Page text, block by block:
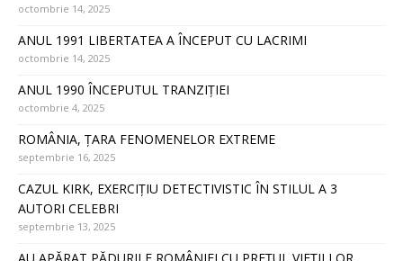
octombrie 14, 2025
ANUL 1991 LIBERTATEA A ÎNCEPUT CU LACRIMI
octombrie 14, 2025
ANUL 1990 ÎNCEPUTUL TRANZIȚIEI
octombrie 4, 2025
ROMÂNIA, ȚARA FENOMENELOR EXTREME
septembrie 16, 2025
CAZUL KIRK, EXERCIȚIU DETECTIVISTIC ÎN STILUL A 3
AUTORI CELEBRI
septembrie 13, 2025